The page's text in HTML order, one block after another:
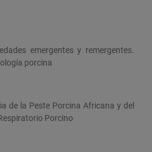
emergentes y remergentes.
porcina
de la Peste Porcina Africana y del
Porcino